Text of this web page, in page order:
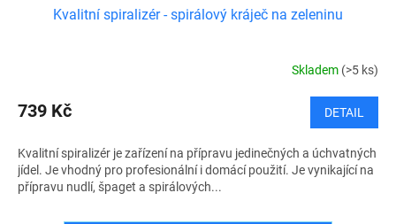
Kvalitní spiralizér - spirálový kráječ na zeleninu
Skladem (>5 ks)
739 Kč DETAIL
Kvalitní spiralizér je zařízení na přípravu jedinečných a úchvatných
jídel. Je vhodný pro profesionální i domácí použití. Je vynikající na
přípravu nudlí, špaget a spirálových...